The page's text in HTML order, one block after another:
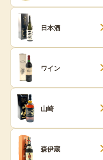
日本酒
ワイン
山崎
森伊蔵